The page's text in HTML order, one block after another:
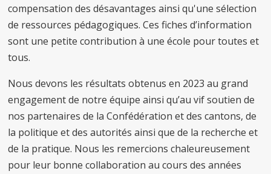
compensation des désavantages ainsi qu'une sélection
de ressources pédagogiques. Ces fiches d’information
sont une petite contribution à une école pour toutes et
tous.
Nous devons les résultats obtenus en 2023 au grand
engagement de notre équipe ainsi qu’au vif soutien de
nos partenaires de la Confédération et des cantons, de
la politique et des autorités ainsi que de la recherche et
de la pratique. Nous les remercions chaleureusement
pour leur bonne collaboration au cours des années